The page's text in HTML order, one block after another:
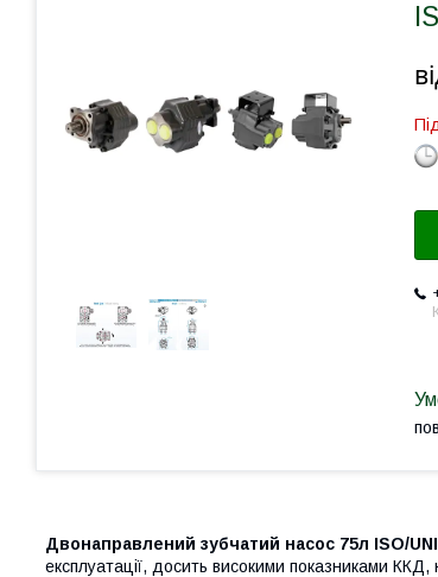
Двонаправлений зубчатий насос 75л ISO/UNI
експлуатації, досить високими показниками